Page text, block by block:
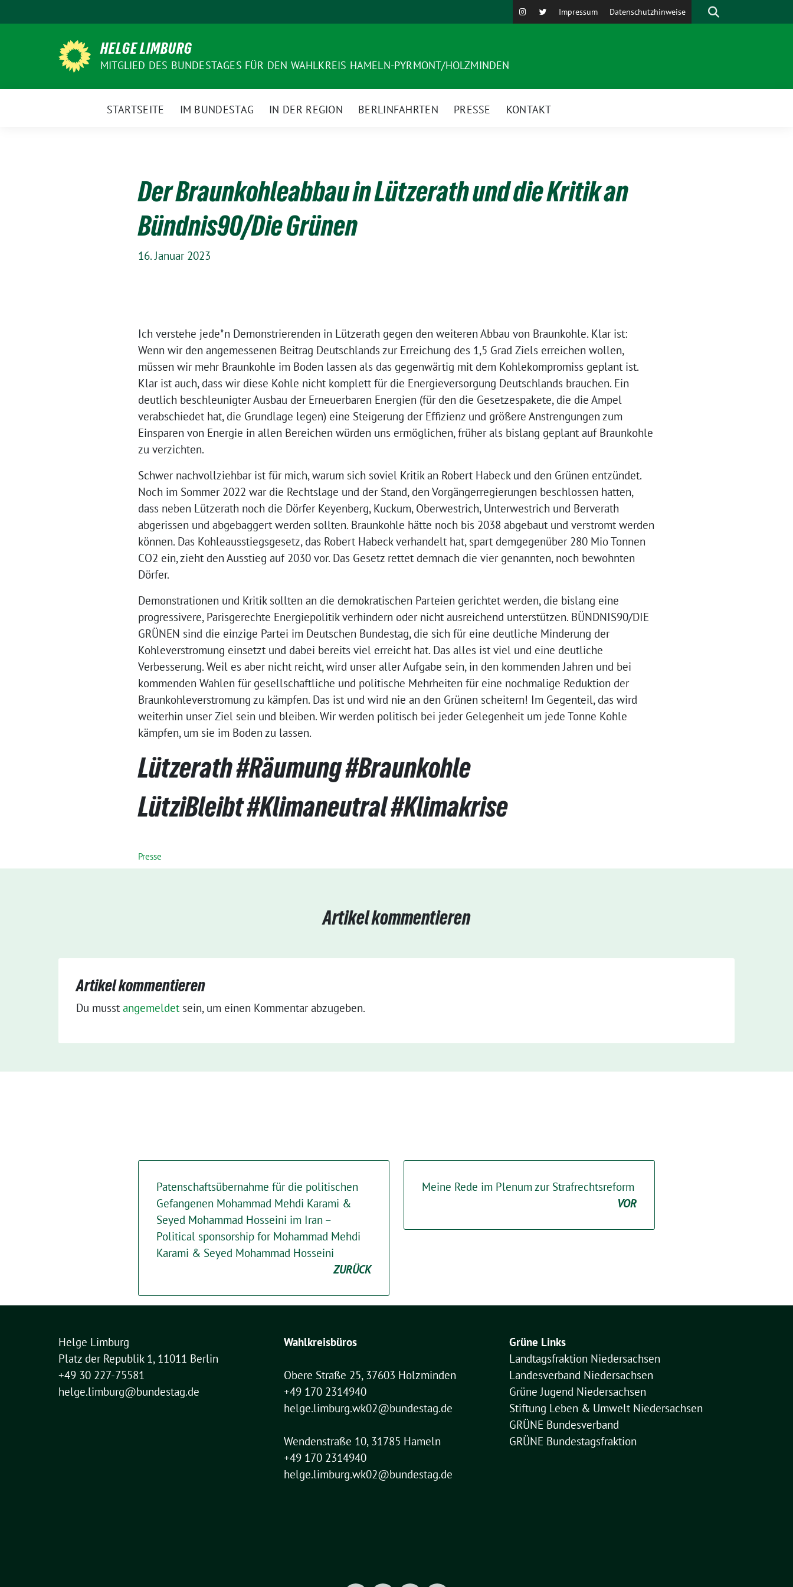
zum
Impressum Datenschutzhinweise Suche
HELGE LIMBURG
MITGLIED DES BUNDESTAGES FÜR DEN WAHLKREIS HAMELN-PYRMONT/HOLZMINDEN
STARTSEITE IM BUNDESTAG IN DER REGION BERLINFAHRTEN PRESSE KONTAKT
Der Braunkohleabbau in Lützerath und die Kritik an
Bündnis90/Die Grünen
16. Januar 2023
Ich verstehe jede*n Demonstrierenden in Lützerath gegen den weiteren Abbau von Braunkohle. Klar ist:
Wenn wir den angemessenen Beitrag Deutschlands zur Erreichung des 1,5 Grad Ziels erreichen wollen,
müssen wir mehr Braunkohle im Boden lassen als das gegenwärtig mit dem Kohlekompromiss geplant ist.
Klar ist auch, dass wir diese Kohle nicht komplett für die Energieversorgung Deutschlands brauchen. Ein
deutlich beschleunigter Ausbau der Erneuerbaren Energien (für den die Gesetzespakete, die die Ampel
verabschiedet hat, die Grundlage legen) eine Steigerung der Effizienz und größere Anstrengungen zum
Einsparen von Energie in allen Bereichen würden uns ermöglichen, früher als bislang geplant auf Braunkohle
zu verzichten.
Schwer nachvollziehbar ist für mich, warum sich soviel Kritik an Robert Habeck und den Grünen entzündet.
Noch im Sommer 2022 war die Rechtslage und der Stand, den Vorgängerregierungen beschlossen hatten,
dass neben Lützerath noch die Dörfer Keyenberg, Kuckum, Oberwestrich, Unterwestrich und Berverath
abgerissen und abgebaggert werden sollten. Braunkohle hätte noch bis 2038 abgebaut und verstromt werden
können. Das Kohleausstiegsgesetz, das Robert Habeck verhandelt hat, spart demgegenüber 280 Mio Tonnen
CO2 ein, zieht den Ausstieg auf 2030 vor. Das Gesetz rettet demnach die vier genannten, noch bewohnten
Dörfer.
Demonstrationen und Kritik sollten an die demokratischen Parteien gerichtet werden, die bislang eine
progressivere, Parisgerechte Energiepolitik verhindern oder nicht ausreichend unterstützen. BÜNDNIS90/DIE
GRÜNEN sind die einzige Partei im Deutschen Bundestag, die sich für eine deutliche Minderung der
Kohleverstromung einsetzt und dabei bereits viel erreicht hat. Das alles ist viel und eine deutliche
Verbesserung. Weil es aber nicht reicht, wird unser aller Aufgabe sein, in den kommenden Jahren und bei
kommenden Wahlen für gesellschaftliche und politische Mehrheiten für eine nochmalige Reduktion der
Braunkohleverstromung zu kämpfen. Das ist und wird nie an den Grünen scheitern! Im Gegenteil, das wird
weiterhin unser Ziel sein und bleiben. Wir werden politisch bei jeder Gelegenheit um jede Tonne Kohle
kämpfen, um sie im Boden zu lassen.
Lützerath #Räumung #Braunkohle
LütziBleibt #Klimaneutral #Klimakrise
Presse
Artikel kommentieren
Artikel kommentieren
Du musst angemeldet sein, um einen Kommentar abzugeben.
Patenschaftsübernahme für die politischen
Gefangenen Mohammad Mehdi Karami &
Seyed Mohammad Hosseini im Iran –
Political sponsorship for Mohammad Mehdi
Karami & Seyed Mohammad Hosseini
ZURÜCK
Meine Rede im Plenum zur Strafrechtsreform
VOR
Helge Limburg
Platz der Republik 1, 11011 Berlin
+49 30 227-75581
helge.limburg@bundestag.de
Wahlkreisbüros
Obere Straße 25, 37603 Holzminden
+49 170 2314940
helge.limburg.wk02@bundestag.de
Wendenstraße 10, 31785 Hameln
+49 170 2314940
helge.limburg.wk02@bundestag.de
Grüne Links
Landtagsfraktion Niedersachsen
Landesverband Niedersachsen
Grüne Jugend Niedersachsen
Stiftung Leben & Umwelt Niedersachsen
GRÜNE Bundesverband
GRÜNE Bundestagsfraktion